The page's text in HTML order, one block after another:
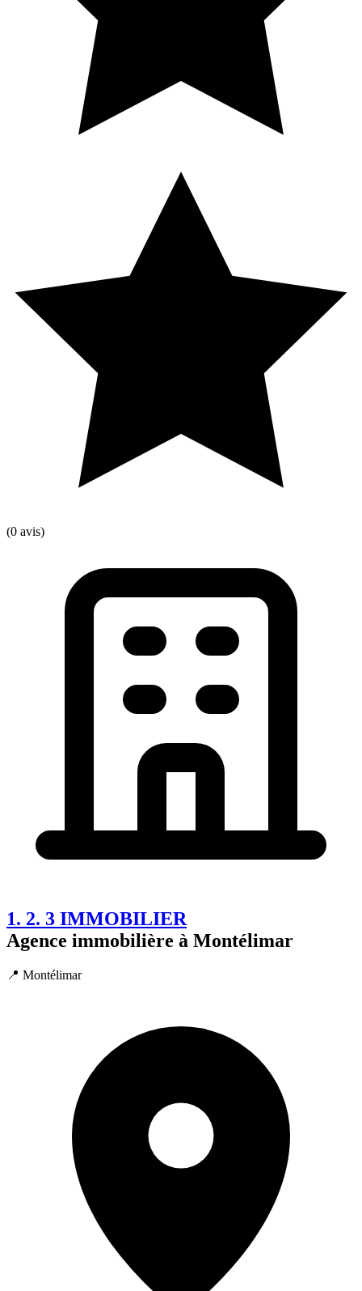
(0 avis)
1. 2. 3 IMMOBILIER
Agence immobilière à Montélimar
📍 Montélimar